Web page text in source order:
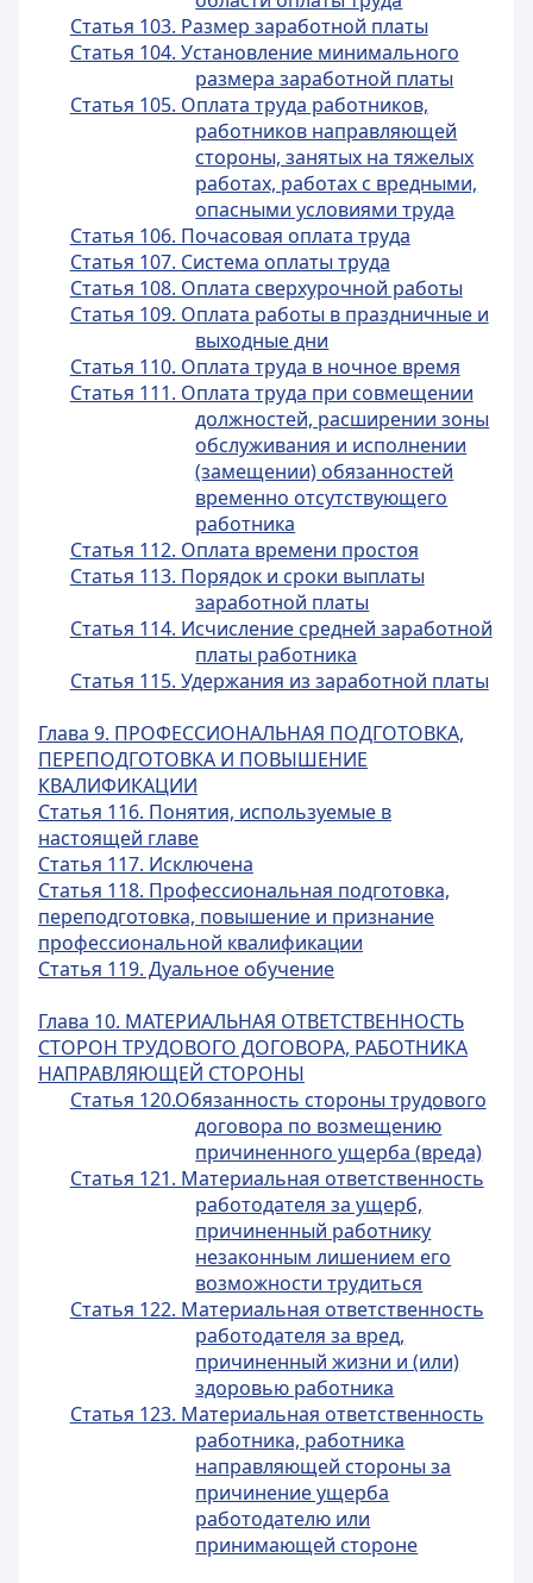
Статья 103. Размер заработной платы
Статья 104. Установление минимального
размера заработной платы
Статья 105. Оплата труда работников,
работников направляющей
стороны, занятых на тяжелых
работах, работах с вредными,
опасными условиями труда
Статья 106. Почасовая оплата труда
Статья 107. Система оплаты труда
Статья 108. Оплата сверхурочной работы
Статья 109. Оплата работы в праздничные и
выходные дни
Статья 110. Оплата труда в ночное время
Статья 111. Оплата труда при совмещении
должностей, расширении зоны
обслуживания и исполнении
(замещении) обязанностей
временно отсутствующего
работника
Статья 112. Оплата времени простоя
Статья 113. Порядок и сроки выплаты
заработной платы
Статья 114. Исчисление средней заработной
платы работника
Статья 115. Удержания из заработной платы
Глава 9. ПРОФЕССИОНАЛЬНАЯ ПОДГОТОВКА,
ПЕРЕПОДГОТОВКА И ПОВЫШЕНИЕ
КВАЛИФИКАЦИИ
Статья 116. Понятия, используемые в
настоящей главе
Статья 117. Исключена
Статья 118. Профессиональная подготовка,
переподготовка, повышение и признание
профессиональной квалификации
Статья 119. Дуальное обучение
Глава 10. МАТЕРИАЛЬНАЯ ОТВЕТСТВЕННОСТЬ
СТОРОН ТРУДОВОГО ДОГОВОРА, РАБОТНИКА
НАПРАВЛЯЮЩЕЙ СТОРОНЫ
Статья 120.Обязанность стороны трудового
договора по возмещению
причиненного ущерба (вреда)
Статья 121. Материальная ответственность
работодателя за ущерб,
причиненный работнику
незаконным лишением его
возможности трудиться
Статья 122. Материальная ответственность
работодателя за вред,
причиненный жизни и (или)
здоровью работника
Статья 123. Материальная ответственность
работника, работника
направляющей стороны за
причинение ущерба
работодателю или
принимающей стороне